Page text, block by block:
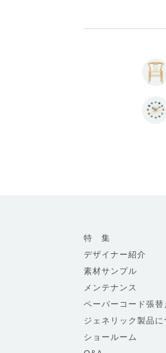
特 集
デザイナー紹介
素材サンプル
メンテナンス
ペーパーコード張替
ジェネリック製品に
ショールーム